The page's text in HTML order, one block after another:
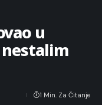
u
1 Min. Za Čitanje